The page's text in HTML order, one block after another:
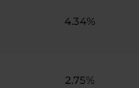
4.34%
2.75%